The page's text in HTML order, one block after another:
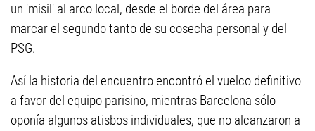
un 'misil' al arco local, desde el borde del área para
marcar el segundo tanto de su cosecha personal y del
PSG.
Así la historia del encuentro encontró el vuelco definitivo
a favor del equipo parisino, mientras Barcelona sólo
oponía algunos atisbos individuales, que no alcanzaron a